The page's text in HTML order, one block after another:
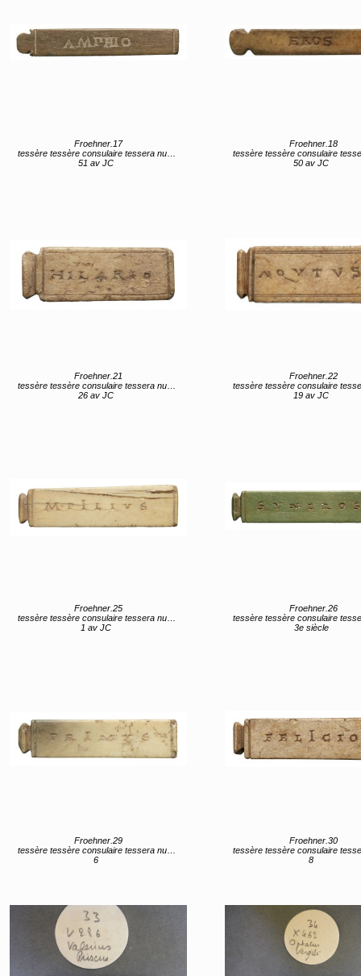
Froehner.17
tessère tessère consulaire tessera nummularia
51 av JC
Froehner.18
tessère tessère consulaire tessera
50 av JC
Froehner.21
tessère tessère consulaire tessera nummularia
26 av JC
Froehner.22
tessère tessère consulaire tessera
19 av JC
Froehner.25
tessère tessère consulaire tessera nummularia
1 av JC
Froehner.26
tessère tessère consulaire tessera
3e siècle
Froehner.29
tessère tessère consulaire tessera nummularia
6
Froehner.30
tessère tessère consulaire tessera
8